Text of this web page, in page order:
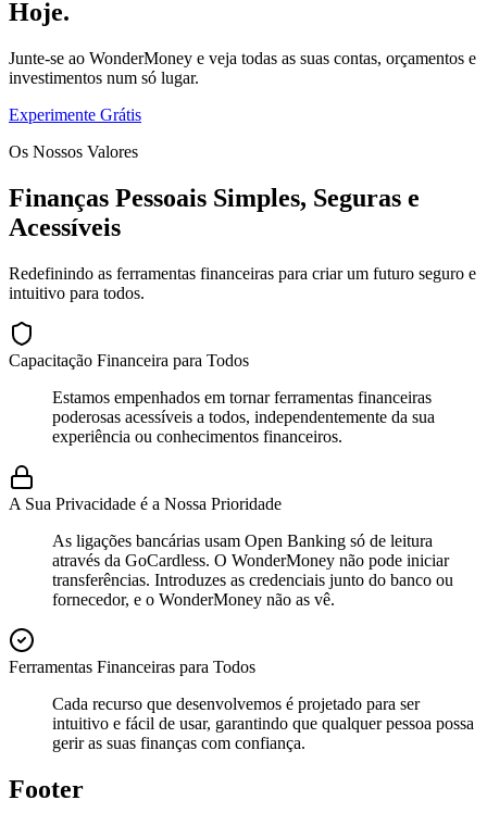
Hoje.
Junte-se ao WonderMoney e veja todas as suas contas, orçamentos e
investimentos num só lugar.
Experimente Grátis
Os Nossos Valores
Finanças Pessoais Simples, Seguras e
Acessíveis
Redefinindo as ferramentas financeiras para criar um futuro seguro e
intuitivo para todos.
Capacitação Financeira para Todos
Estamos empenhados em tornar ferramentas financeiras
poderosas acessíveis a todos, independentemente da sua
experiência ou conhecimentos financeiros.
A Sua Privacidade é a Nossa Prioridade
As ligações bancárias usam Open Banking só de leitura
através da GoCardless. O WonderMoney não pode iniciar
transferências. Introduzes as credenciais junto do banco ou
fornecedor, e o WonderMoney não as vê.
Ferramentas Financeiras para Todos
Cada recurso que desenvolvemos é projetado para ser
intuitivo e fácil de usar, garantindo que qualquer pessoa possa
gerir as suas finanças com confiança.
Footer